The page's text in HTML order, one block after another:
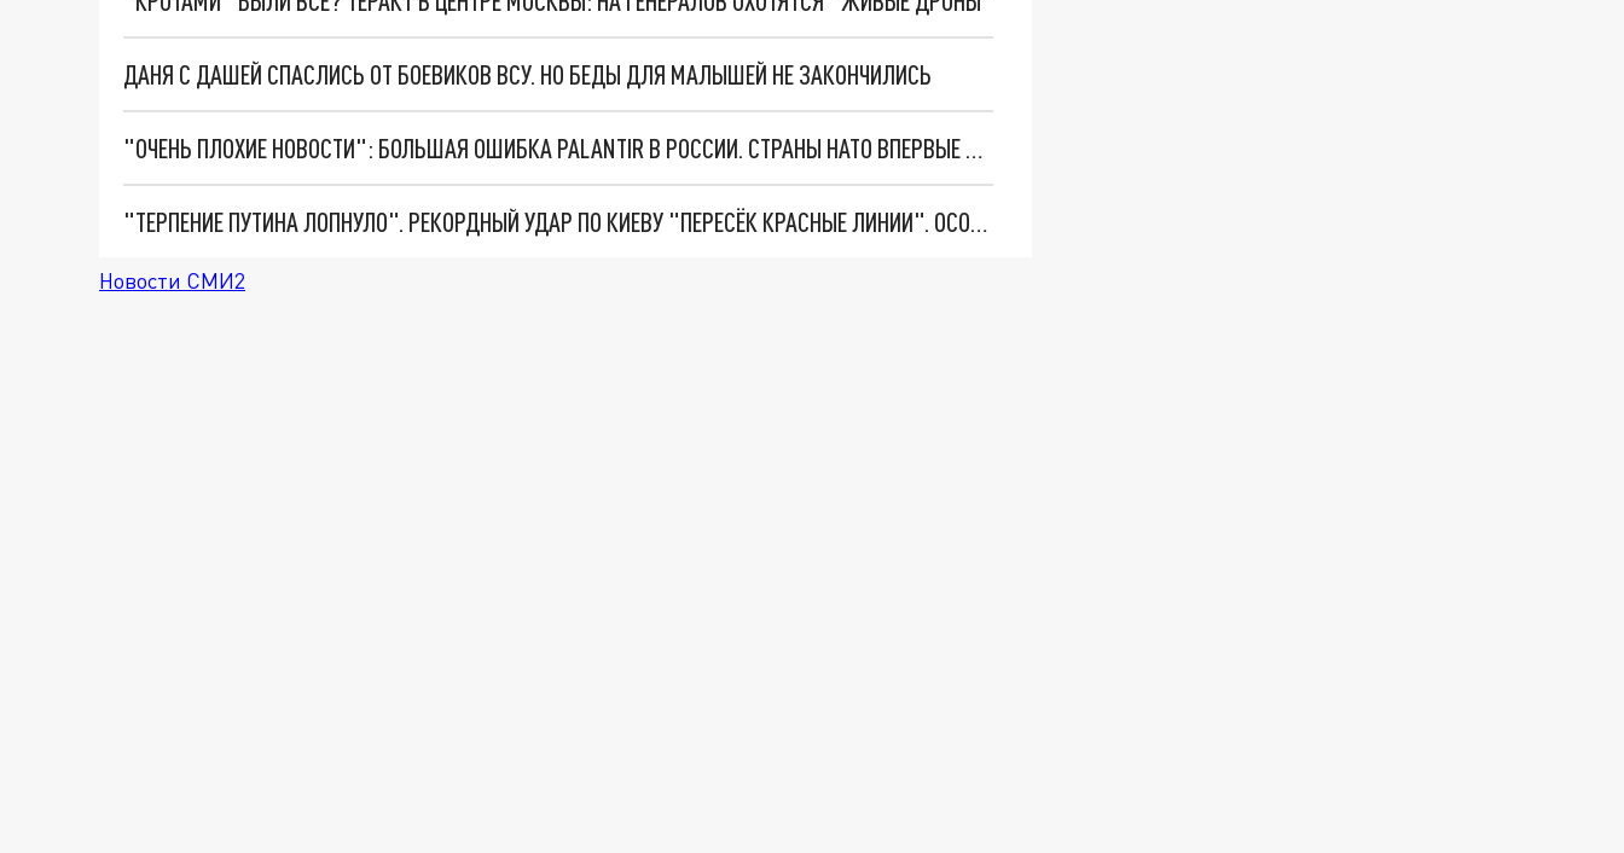
ДАНЯ С ДАШЕЙ СПАСЛИСЬ ОТ БОЕВИКОВ ВСУ. НО БЕДЫ ДЛЯ МАЛЫШЕЙ НЕ ЗАКОНЧИЛИСЬ
"ОЧЕНЬ ПЛОХИЕ НОВОСТИ": БОЛЬШАЯ ОШИБКА PALANTIR В РОССИИ. СТРАНЫ НАТО ВПЕРВЫЕ ЗА СВО ОСТАНОВИЛИ ПОСТАВКИ ОРУЖИЯ. ВСУ ТЕРЯЮТ ПРИГРАНИЧЬЕ?
"ТЕРПЕНИЕ ПУТИНА ЛОПНУЛО". РЕКОРДНЫЙ УДАР ПО КИЕВУ "ПЕРЕСЁК КРАСНЫЕ ЛИНИИ". ОСОБЫЕ СПЕЦЫ КНДР НА ЛБС? ТАЙНЫЕ ПЕРЕГОВОРЫ ЕВРОПЫ И МОСКВЫ
Новости СМИ2